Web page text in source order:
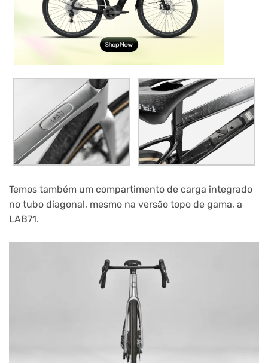
Temos também um compartimento de carga integrado
no tubo diagonal, mesmo na versão topo de gama, a
LAB71.